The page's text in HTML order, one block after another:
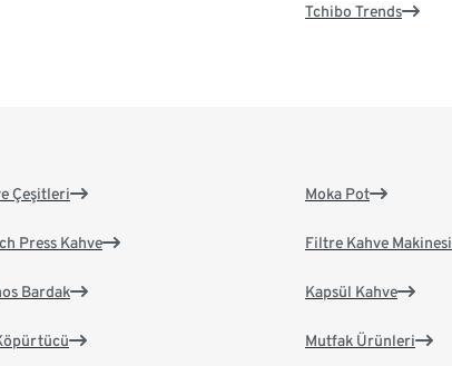
Tchibo Trends
Çeşitleri
Press Kahve
Bardak
Moka Pot
Filtre Kahve Makinesi
Kapsül Kahve
Mutfak Ürünleri